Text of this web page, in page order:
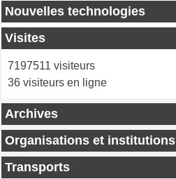
Nouvelles technologies
Visites
7197511 visiteurs
36 visiteurs en ligne
Archives
Organisations et institutions
Transports